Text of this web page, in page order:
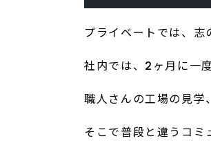
プライベートでは、志
社内では、2ヶ月に一
職人さんの工場の見学
そこで普段と違うコミ